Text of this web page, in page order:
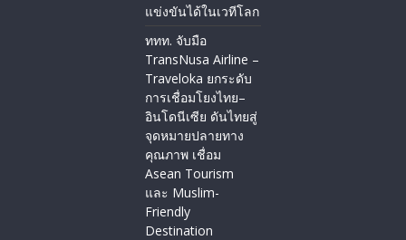
แข่งขันได้ในเวทีโลก
ททท. จับมือ
TransNusa Airline –
Traveloka ยกระดับ
การเชื่อมโยงไทย–
อินโดนีเซีย ดันไทยสู่
จุดหมายปลายทาง
คุณภาพ เชื่อม
Asean Tourism
และ Muslim-
Friendly
Destination